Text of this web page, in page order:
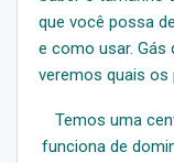
que você possa
e como usar. Gás
veremos quais os
Temos uma
funciona de